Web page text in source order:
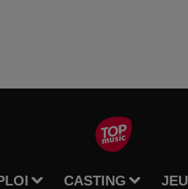
CASTING